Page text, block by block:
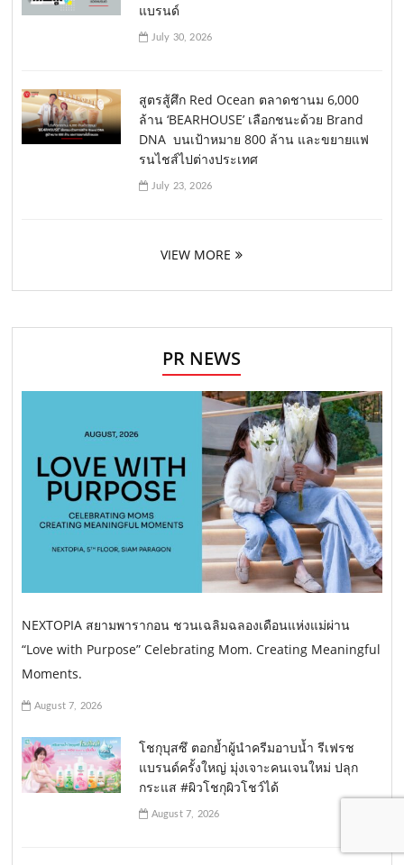
แบรนด์
July 30, 2026
สูตรสู้ศึก Red Ocean ตลาดชานม 6,000
ล้าน ‘BEARHOUSE’ เลือกชนะด้วย Brand
DNA บนเป้าหมาย 800 ล้าน และขยายแฟ
รนไชส์ไปต่างประเทศ
July 23, 2026
VIEW MORE
PR NEWS
NEXTOPIA สยามพารากอน ชวนเฉลิมฉลองเดือนแห่งแม่ผ่าน
“Love with Purpose” Celebrating Mom. Creating Meaningful
Moments.
August 7, 2026
โชกุบุสซึ ตอกย้ำผู้นำครีมอาบน้ำ รีเฟรช
แบรนด์ครั้งใหญ่ มุ่งเจาะคนเจนใหม่ ปลุก
กระแส #ผิวโชกุผิวโชว์ได้
August 7, 2026